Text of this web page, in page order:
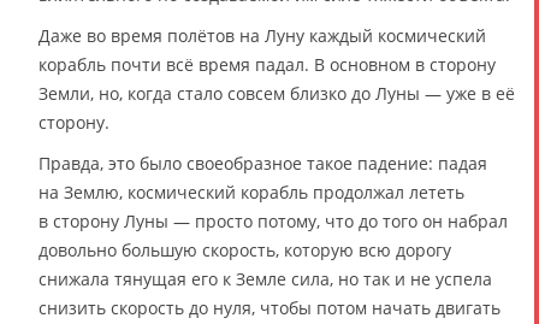
Даже во время полётов на Луну каждый космический
корабль почти всё время падал. В основном в сторону
Земли, но, когда стало совсем близко до Луны — уже в её
сторону.
Правда, это было своеобразное такое падение: падая
на Землю, космический корабль продолжал лететь
в сторону Луны — просто потому, что до того он набрал
довольно большую скорость, которую всю дорогу
снижала тянущая его к Земле сила, но так и не успела
снизить скорость до нуля, чтобы потом начать двигать